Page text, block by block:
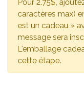
Pour 2.75$,
caractères max)
est un cadeau »
message sera
L'emballage
cette étape.